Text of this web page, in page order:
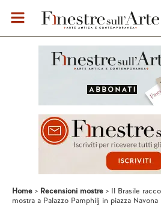
Home Recensioni mostre
Il Brasile
mostra a Palazzo Pamphilj in piazza Navona